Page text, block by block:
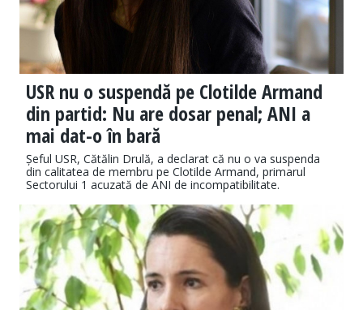
USR nu o suspendă pe Clotilde Armand
din partid: Nu are dosar penal; ANI a
mai dat-o în bară
Șeful USR, Cătălin Drulă, a declarat că nu o va suspenda
din calitatea de membru pe Clotilde Armand, primarul
Sectorului 1 acuzată de ANI de incompatibilitate.